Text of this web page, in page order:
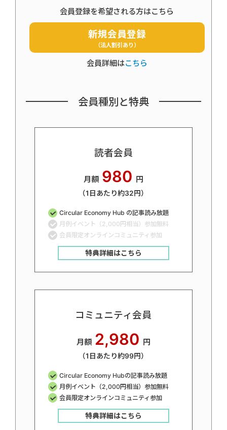
会員登録を希望される方はこちら
新規会員登録
（法人割引あり）
会員詳細はこちら
会員種別と特典
読者会員
月額 980 円
（1日あたり約32円）
Circular Economy Hub の記事読み放題
月例イベント（2,000円相当）参加無料
会員限定オンラインコミュニティ参加
特典詳細はこちら
コミュニティ会員
月額 2,980 円
（1日あたり約99円）
Circular Economy Hubの記事読み放題
月例イベント（2,000円相当）参加無料
会員限定オンラインコミュニティ参加
特典詳細はこちら